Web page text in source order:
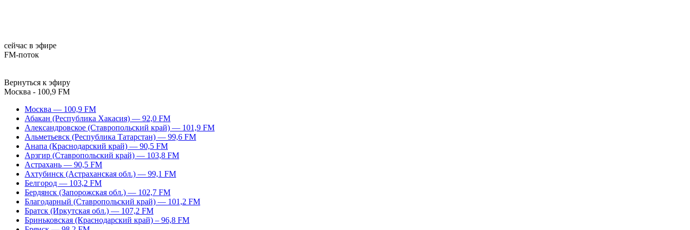
сейчас в эфире
FM-поток
Вернуться к эфиру
Москва - 100,9 FM
Москва — 100,9 FM
Абакан (Республика Хакасия) — 92,0 FM
Александровское (Ставропольский край) — 101,9 FM
Альметьевск (Республика Татарстан) — 99,6 FM
Анапа (Краснодарский край) — 90,5 FM
Арзгир (Ставропольский край) — 103,8 FM
Астрахань — 90,5 FM
Ахтубинск (Астраханская обл.) — 99,1 FM
Белгород — 103,2 FM
Бердянск (Запорожская обл.) — 102,7 FM
Благодарный (Ставропольский край) — 101,2 FM
Братск (Иркутская обл.) — 107,2 FM
Бриньковская (Краснодарский край) – 96,8 FM